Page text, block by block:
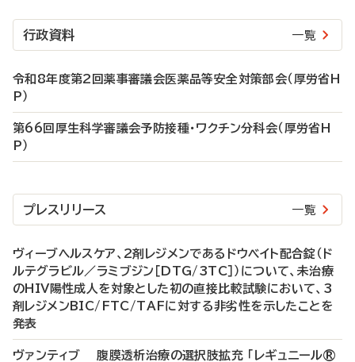
行政資料 一覧
令和8年度第2回薬事審議会医薬品等安全対策部会（厚労省H
P）
第66回厚生科学審議会予防接種・ワクチン分科会（厚労省H
P）
プレスリリース 一覧
ヴィーブヘルスケア、2剤レジメンであるドウベイト配合錠（ド
ルテグラビル／ラミブジン［DTG/3TC］）について、未治療
のHIV陽性成人を対象とした初の直接比較試験において、3
剤レジメンBIC/FTC/TAFに対する非劣性を示したことを
発表
ヴァンティブ 腹膜透析治療の選択肢拡充 「レギュニール®